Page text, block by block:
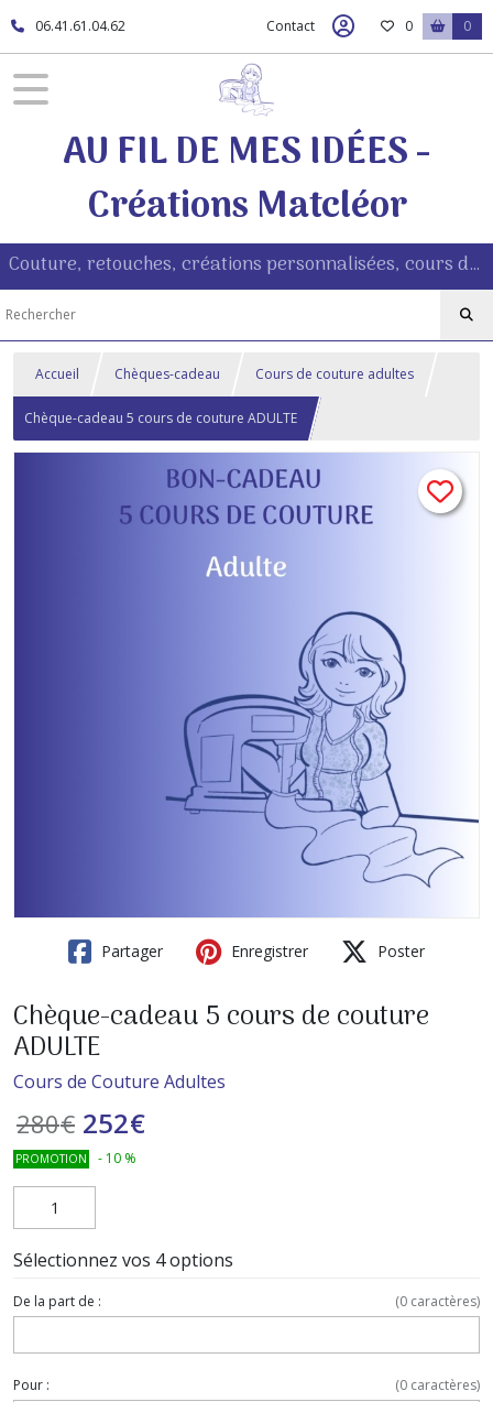
06.41.61.04.62 Contact 0 0
AU FIL DE MES IDÉES -
Créations Matcléor
Couture, retouches, créations personnalisées, cours de couture à Morestel (38510)
Accueil Chèques-cadeau Cours de couture adultes
Chèque-cadeau 5 cours de couture ADULTE
Partager Enregistrer Poster
Chèque-cadeau 5 cours de couture
ADULTE
Cours de Couture Adultes
280€ 252€
PROMOTION - 10 %
Sélectionnez vos 4 options
De la part de : (0 caractères)
Pour : (0 caractères)